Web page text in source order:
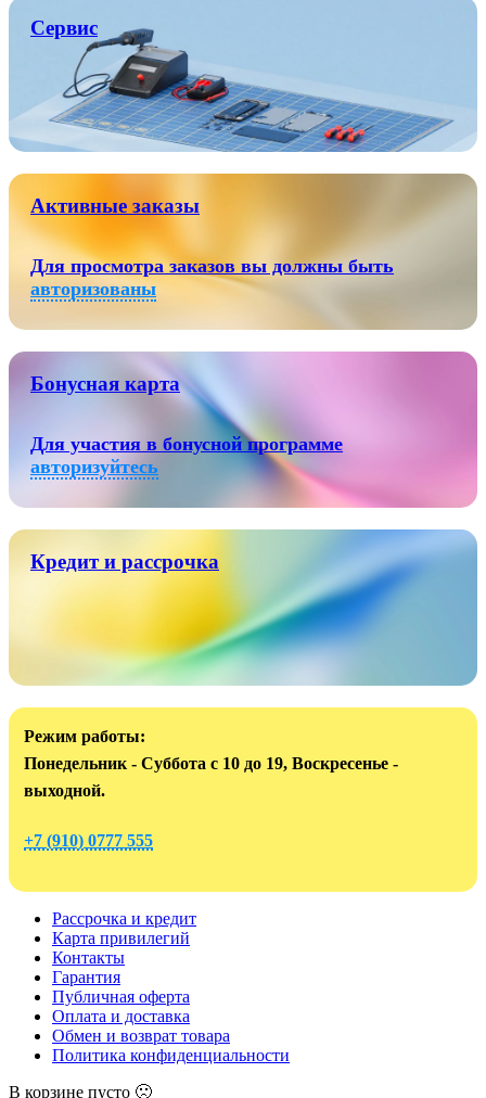
Сервис
Активные заказы
Для просмотра заказов вы должны быть
авторизованы
Бонусная карта
Для участия в бонусной программе
авторизуйтесь
Кредит и рассрочка
Режим работы:
Понедельник - Суббота с 10 до 19, Воскресенье -
выходной.
+7 (910) 0777 555
Рассрочка и кредит
Карта привилегий
Контакты
Гарантия
Публичная оферта
Оплата и доставка
Обмен и возврат товара
Политика конфиденциальности
В корзине пусто 🙁